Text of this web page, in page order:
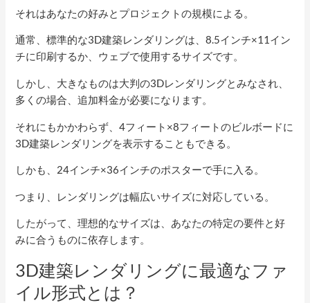
それはあなたの好みとプロジェクトの規模による。
通常、標準的な3D建築レンダリングは、8.5インチ×11イン
チに印刷するか、ウェブで使用するサイズです。
しかし、大きなものは大判の3Dレンダリングとみなされ、
多くの場合、追加料金が必要になります。
それにもかかわらず、4フィート×8フィートのビルボードに
3D建築レンダリングを表示することもできる。
しかも、24インチ×36インチのポスターで手に入る。
つまり、レンダリングは幅広いサイズに対応している。
したがって、理想的なサイズは、あなたの特定の要件と好
みに合うものに依存します。
3D建築レンダリングに最適なファ
イル形式とは？